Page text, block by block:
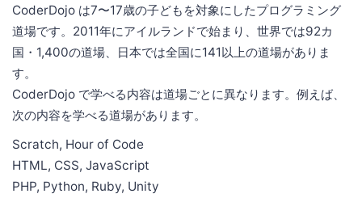
CoderDojo は7〜17歳の子どもを対象にしたプログラミング
道場です。2011年にアイルランドで始まり、世界では92カ
国・1,400の道場、日本では全国に141以上の道場がありま
す。
CoderDojo で学べる内容は道場ごとに異なります。例えば、
次の内容を学べる道場があります。
Scratch, Hour of Code
HTML, CSS, JavaScript
PHP, Python, Ruby, Unity